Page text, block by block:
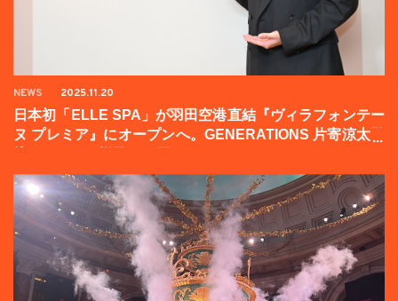
NEWS 2025.11.20
日本初「ELLE SPA」が羽田空港直結『ヴィラフォンテー
ヌ プレミア』にオープンへ。GENERATIONS 片寄涼太登